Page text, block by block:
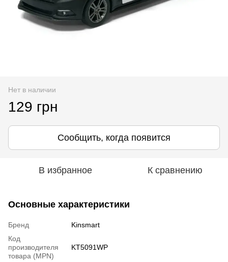
Нет в наличии
129 грн
Сообщить, когда появится
В избранное К сравнению
Основные характеристики
Бренд
Kinsmart
Код
производителя
товара (MPN)
KT5091WP